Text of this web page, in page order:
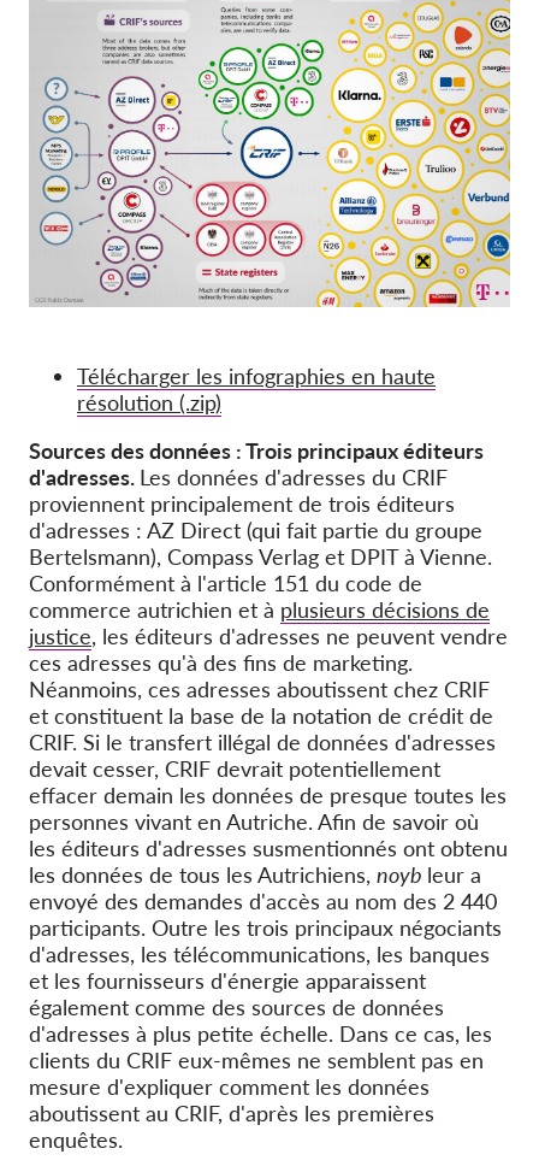
Télécharger les infographies en haute
résolution (.zip)
Sources des données : Trois principaux éditeurs
d'adresses. Les données d'adresses du CRIF
proviennent principalement de trois éditeurs
d'adresses : AZ Direct (qui fait partie du groupe
Bertelsmann), Compass Verlag et DPIT à Vienne.
Conformément à l'article 151 du code de
commerce autrichien et à plusieurs décisions de
justice, les éditeurs d'adresses ne peuvent vendre
ces adresses qu'à des fins de marketing.
Néanmoins, ces adresses aboutissent chez CRIF
et constituent la base de la notation de crédit de
CRIF. Si le transfert illégal de données d'adresses
devait cesser, CRIF devrait potentiellement
effacer demain les données de presque toutes les
personnes vivant en Autriche. Afin de savoir où
les éditeurs d'adresses susmentionnés ont obtenu
les données de tous les Autrichiens, noyb leur a
envoyé des demandes d'accès au nom des 2 440
participants. Outre les trois principaux négociants
d'adresses, les télécommunications, les banques
et les fournisseurs d'énergie apparaissent
également comme des sources de données
d'adresses à plus petite échelle. Dans ce cas, les
clients du CRIF eux-mêmes ne semblent pas en
mesure d'expliquer comment les données
aboutissent au CRIF, d'après les premières
enquêtes.